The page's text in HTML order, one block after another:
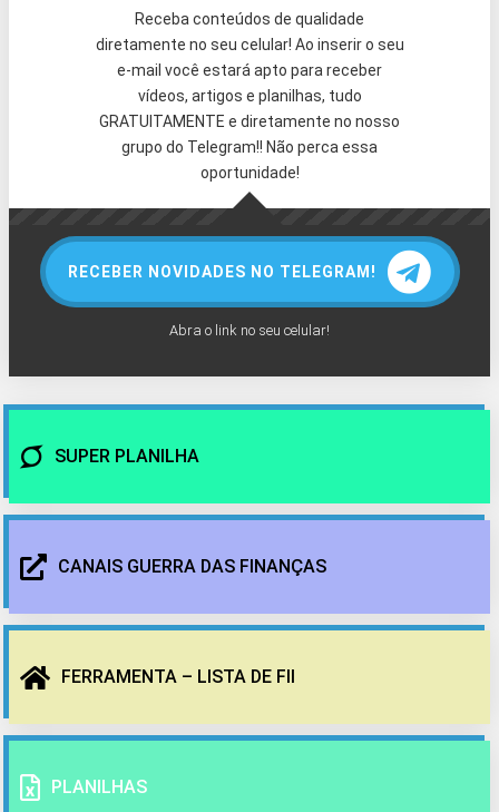
Receba conteúdos de qualidade
diretamente no seu celular! Ao inserir o seu
e-mail você estará apto para receber
vídeos, artigos e planilhas, tudo
GRATUITAMENTE e diretamente no nosso
grupo do Telegram!! Não perca essa
oportunidade!
RECEBER NOVIDADES NO TELEGRAM!
Abra o link no seu celular!
SUPER PLANILHA
CANAIS GUERRA DAS FINANÇAS
FERRAMENTA – LISTA DE FII
PLANILHAS